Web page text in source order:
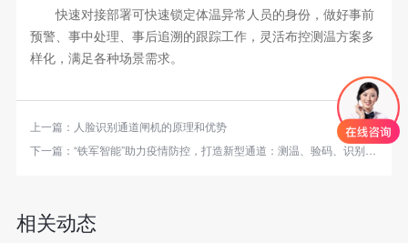
快速对接部署可快速锁定体温异常人员的身份，做好事前
预警、事中处理、事后追溯的跟踪工作，灵活布控测温方案多
样化，满足各种场景需求。
上一篇： 人脸识别通道闸机的原理和优势
下一篇： “铁军智能”助力疫情防控，打造新型通道：测温、验码、识别身份一步完成。
相关动态